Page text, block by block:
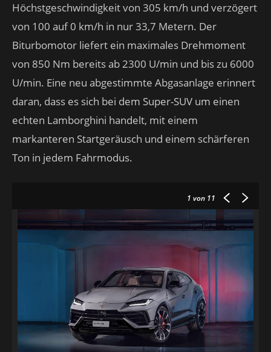
Höchstgeschwindigkeit von 305 km/h und verzögert
von 100 auf 0 km/h in nur 33,7 Metern. Der
Biturbomotor liefert ein maximales Drehmoment
von 850 Nm bereits ab 2300 U/min und bis zu 6000
U/min. Eine neu abgestimmte Abgasanlage erinnert
daran, dass es sich bei dem Super-SUV um einen
echten Lamborghini handelt, mit einem
markanteren Startgeräusch und einem schärferen
Ton in jedem Fahrmodus.
1 von 11